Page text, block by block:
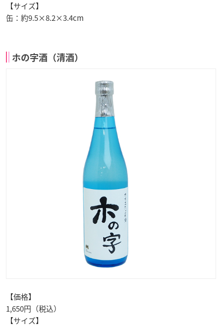
【サイズ】
缶：約9.5×8.2×3.4cm
ホの字酒（清酒）
【価格】
1,650円（税込）
【サイズ】